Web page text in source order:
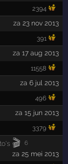
2394
za 23 nov 2013
391
za 17 aug 2013
11558
za 6 jul 2013
496
za 15 jun 2013
3379
🎬 6
za 25 mei 2013